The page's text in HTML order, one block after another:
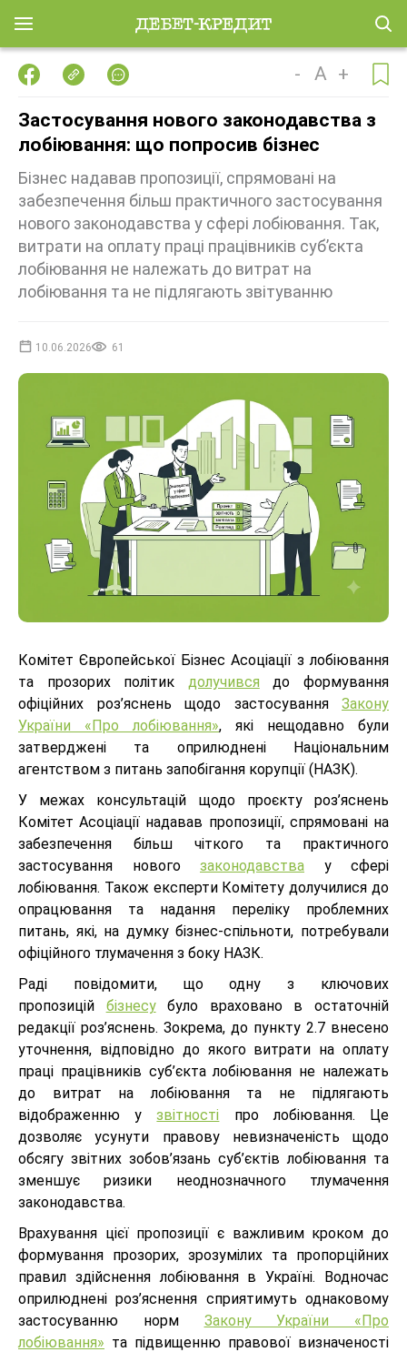
- A +
Застосування нового законодавства з
лобіювання: що попросив бізнес
Бізнес надавав пропозиції, спрямовані на
забезпечення більш практичного застосування
нового законодавства у сфері лобіювання. Так,
витрати на оплату праці працівників суб’єкта
лобіювання не належать до витрат на
лобіювання та не підлягають звітуванню
10.06.2026 61
Комітет Європейської Бізнес Асоціації з лобіювання
та прозорих політик долучивсядо формування
офіційних роз’яснень щодо застосування Закону
України «Про лобіювання», які нещодавно були
затверджені та оприлюднені Національним
агентством з питань запобігання корупції (НАЗК).
У межах консультацій щодо проєкту роз’яснень
Комітет Асоціації надавав пропозиції, спрямовані на
забезпечення більш чіткого та практичного
застосування нового законодавства у сфері
лобіювання. Також експерти Комітету долучилися до
опрацювання та надання переліку проблемних
питань, які, на думку бізнес-спільноти, потребували
офіційного тлумачення з боку НАЗК.
Раді повідомити, що одну з ключових
пропозицій бізнесубуло враховано в остаточній
редакції роз’яснень. Зокрема, до пункту 2.7 внесено
уточнення, відповідно до якого витрати на оплату
праці працівників суб’єкта лобіювання не належать
до витрат на лобіювання та не підлягають
відображенню узвітності про лобіювання. Це
дозволяє усунути правову невизначеність щодо
обсягу звітних зобов’язань суб’єктів лобіювання та
зменшує ризики неоднозначного тлумачення
законодавства.
Врахування цієї пропозиції є важливим кроком до
формування прозорих, зрозумілих та пропорційних
правил здійснення лобіювання в Україні. Водночас
оприлюднені роз’яснення сприятимуть однаковому
застосуванню норм Закону України «Про
лобіювання» та підвищенню правової визначеності